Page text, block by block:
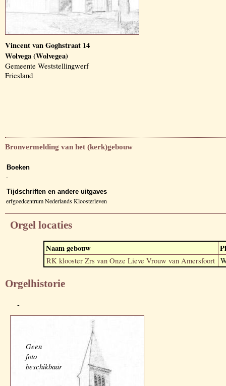
Vincent van Goghstraat 14
Wolvega (Wolvegea)
Gemeente Weststellingwerf
Friesland
Bronvermelding van het (kerk)gebouw
Boeken
-
Tijdschriften en andere uitgaves
erfgoedcentrum Nederlands Kloosterleven
Orgel locaties
Naam gebouw
RK klooster Zrs van Onze Lieve Vrouw van Amersfoort
Orgelhistorie
-
Geen
foto
beschikbaar